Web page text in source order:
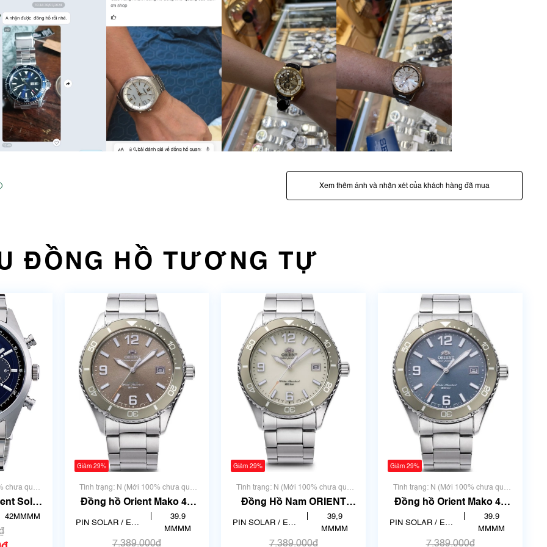
Xem thêm ảnh và nhận xét của khách hàng đã mua
ĐỒNG HỒ TƯƠNG TỰ
chưa qua
Solar
42MMMM
Giảm 29%
Tình trạng: N (Mới 100% chưa qua
sử dụng)
Đồng hồ Orient Mako 40
RN-WJ0004Y
PIN SOLAR / ECO
39.9
MMMM
7.389.000₫
Giảm 29%
Tình trạng: N (Mới 100% chưa qua
sử dụng)
Đồng Hồ Nam ORIENT
Mako RN-WJ0003S
PIN SOLAR / ECO
39,9
MMMM
7.389.000₫
Giảm 29%
Tình trạng: N (Mới 100% chưa qua
sử dụng)
Đồng hồ Orient Mako 40
RN-WJ0002L
PIN SOLAR / ECO
39.9
MMMM
7.389.000₫